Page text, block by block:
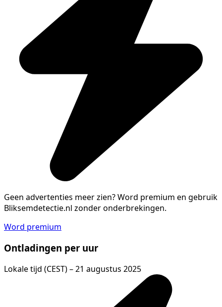
Geen advertenties meer zien?Word premium en gebruik
Bliksemdetectie.nl zonder onderbrekingen.
Word premium
Ontladingen per uur
Lokale tijd (CEST) – 21 augustus 2025